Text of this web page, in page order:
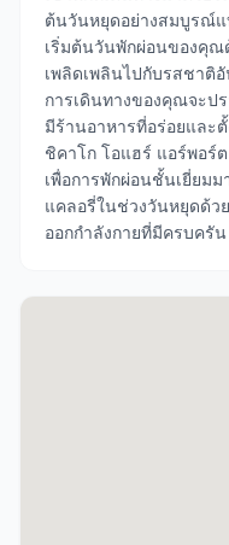
ต้นวันหยุดอย่างสมบูรณ์
เริ่มต้นวันพักผ่อนของคุ
เพลิดเพลินไปกับรสชา
การเดินทางของคุณจะป
มีร้านอาหารที่อร่อยและ
ชิคาโก โอแฮร์ แอร์พอร์
เพื่อการพักผ่อนชั้นเยี่ยม
แคลอรี่ในช่วงวันหยุดด้
ออกกำลังกายที่มีครบครัน